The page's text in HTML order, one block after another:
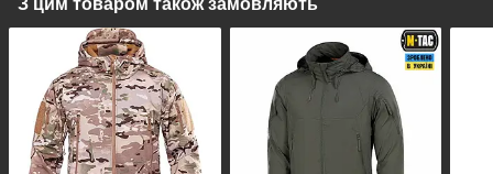
З цим товаром також замовляють